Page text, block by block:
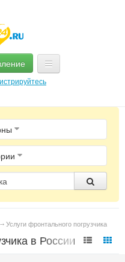
фронтального погрузчика
в России